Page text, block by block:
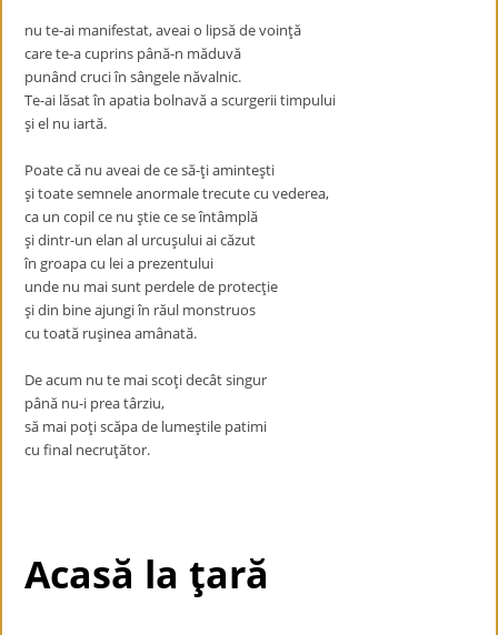
nu te-ai manifestat, aveai o lipsă de voinţă
care te-a cuprins până-n măduvă
punând cruci în sângele năvalnic.
Te-ai lăsat în apatia bolnavă a scurgerii timpului
şi el nu iartă.
Poate că nu aveai de ce să-ţi aminteşti
şi toate semnele anormale trecute cu vederea,
ca un copil ce nu ştie ce se întâmplă
şi dintr-un elan al urcuşului ai căzut
în groapa cu lei a prezentului
unde nu mai sunt perdele de protecţie
şi din bine ajungi în răul monstruos
cu toată ruşinea amânată.
De acum nu te mai scoţi decât singur
până nu-i prea târziu,
să mai poţi scăpa de lumeştile patimi
cu final necruţător.
Acasă la ţară